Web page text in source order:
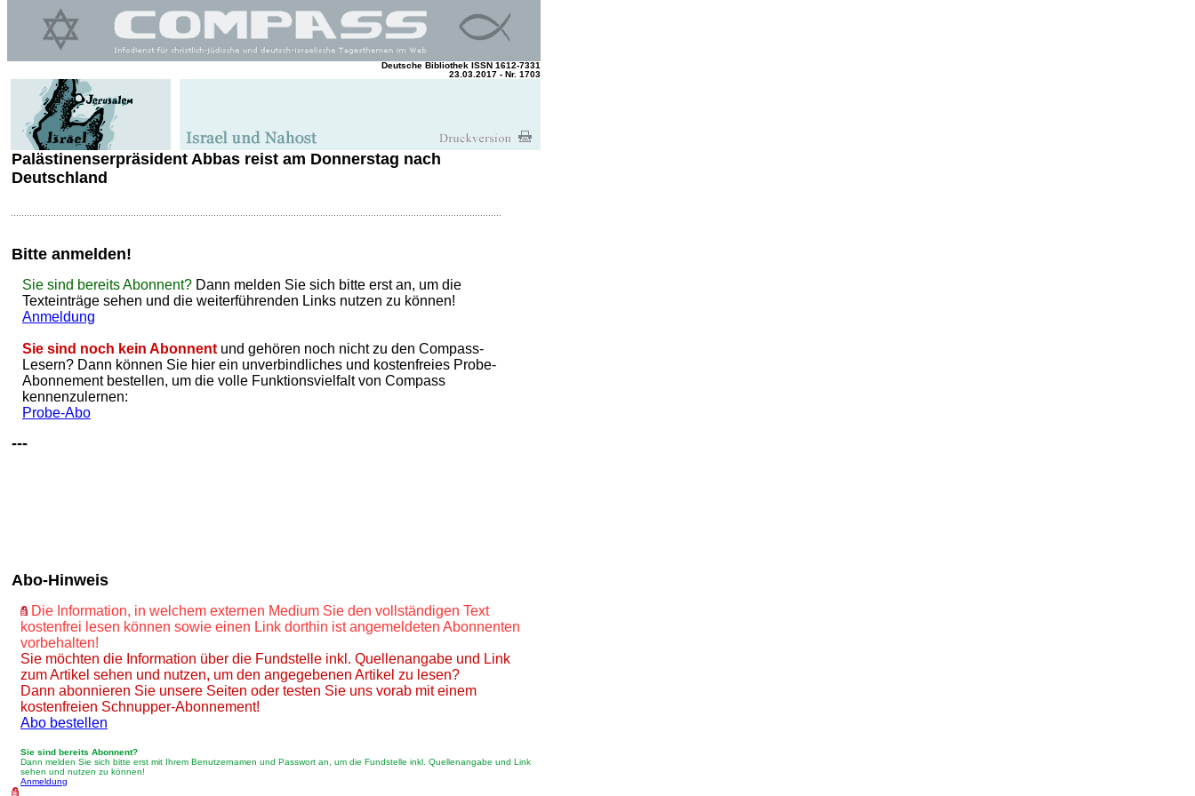
Deutsche Bibliothek ISSN 1612-7331
23.03.2017 - Nr. 1703
Palästinenserpräsident Abbas reist am Donnerstag nach
Deutschland
Bitte anmelden!
Sie sind bereits Abonnent? Dann melden Sie sich bitte erst an, um die
Texteinträge sehen und die weiterführenden Links nutzen zu können!
Anmeldung
Sie sind noch kein Abonnent und gehören noch nicht zu den Compass-
Lesern? Dann können Sie hier ein unverbindliches und kostenfreies Probe-
Abonnement bestellen, um die volle Funktionsvielfalt von Compass
kennenzulernen:
Probe-Abo
---
Abo-Hinweis
Die Information, in welchem externen Medium Sie den vollständigen Text
kostenfrei lesen können sowie einen Link dorthin ist angemeldeten Abonnenten
vorbehalten!
Sie möchten die Information über die Fundstelle inkl. Quellenangabe und Link
zum Artikel sehen und nutzen, um den angegebenen Artikel zu lesen?
Dann abonnieren Sie unsere Seiten oder testen Sie uns vorab mit einem
kostenfreien Schnupper-Abonnement!
Abo bestellen
Sie sind bereits Abonnent?
Dann melden Sie sich bitte erst mit Ihrem Benutzernamen und Passwort an, um die Fundstelle inkl. Quellenangabe und Link
sehen und nutzen zu können!
Anmeldung